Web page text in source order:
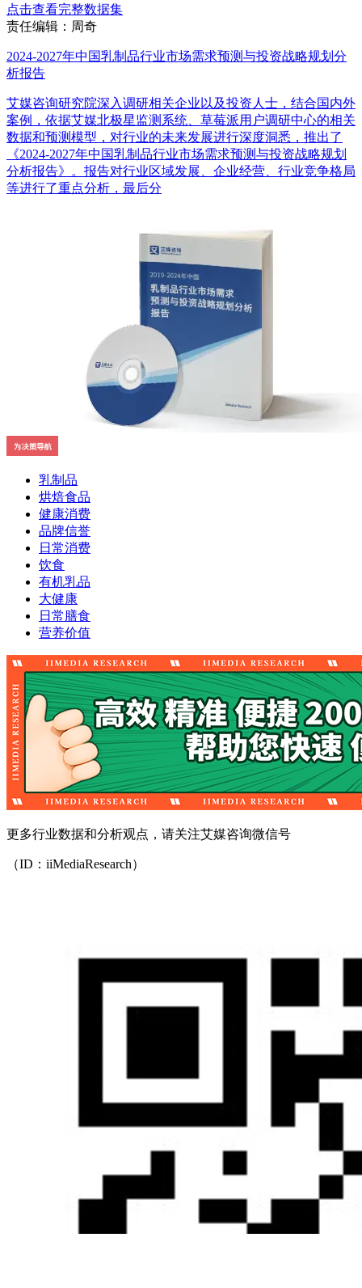
点击查看完整数据集
责任编辑：周奇
2024-2027年中国乳制品行业市场需求预测与投资战略规划分
析报告
艾媒咨询研究院深入调研相关企业以及投资人士，结合国内外
案例，依据艾媒北极星监测系统、草莓派用户调研中心的相关
数据和预测模型，对行业的未来发展进行深度洞悉，推出了
《2024-2027年中国乳制品行业市场需求预测与投资战略规划
分析报告》。报告对行业区域发展、企业经营、行业竞争格局
等进行了重点分析，最后分
乳制品
烘焙食品
健康消费
品牌信誉
日常消费
饮食
有机乳品
大健康
日常膳食
营养价值
更多行业数据和分析观点，请关注艾媒咨询微信号
（ID：iiMediaResearch）